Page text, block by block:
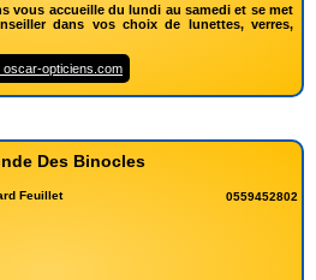
vous accueille du lundi au samedi et se met
dans vos choix de lunettes, verres,
oscar-opticiens.com
Des Binocles
Feuillet
0559452802